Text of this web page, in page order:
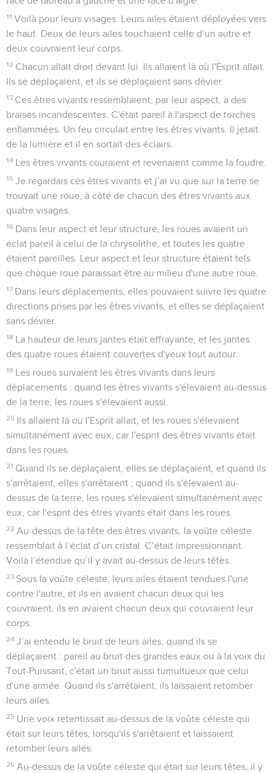
11 Voilà pour leurs visages. Leurs ailes étaient déployées vers
le haut. Deux de leurs ailes touchaient celle d’un autre et
deux couvraient leur corps.
12 Chacun allait droit devant lui. Ils allaient là où l'Esprit allait.
Ils se déplaçaient, et ils se déplaçaient sans dévier.
13 Ces êtres vivants ressemblaient, par leur aspect, à des
braises incandescentes. C'était pareil à l'aspect de torches
enflammées. Un feu circulait entre les êtres vivants. Il jetait
de la lumière et il en sortait des éclairs.
14 Les êtres vivants couraient et revenaient comme la foudre.
15 Je regardais ces êtres vivants et j’ai vu que sur la terre se
trouvait une roue, à côté de chacun des êtres vivants aux
quatre visages.
16 Dans leur aspect et leur structure, les roues avaient un
éclat pareil à celui de la chrysolithe, et toutes les quatre
étaient pareilles. Leur aspect et leur structure étaient tels
que chaque roue paraissait être au milieu d'une autre roue.
17 Dans leurs déplacements, elles pouvaient suivre les quatre
directions prises par les êtres vivants, et elles se déplaçaient
sans dévier.
18 La hauteur de leurs jantes était effrayante, et les jantes
des quatre roues étaient couvertes d'yeux tout autour.
19 Les roues suivaient les êtres vivants dans leurs
déplacements : quand les êtres vivants s'élevaient au-dessus
de la terre, les roues s'élevaient aussi.
20 Ils allaient là où l'Esprit allait, et les roues s'élevaient
simultanément avec eux, car l'esprit des êtres vivants était
dans les roues.
21 Quand ils se déplaçaient, elles se déplaçaient, et quand ils
s'arrêtaient, elles s'arrêtaient ; quand ils s'élevaient au-
dessus de la terre, les roues s'élevaient simultanément avec
eux, car l'esprit des êtres vivants était dans les roues.
22 Au-dessus de la tête des êtres vivants, la voûte céleste
ressemblait à l’éclat d’un cristal. C’était impressionnant.
Voilà l’étendue qu’il y avait au-dessus de leurs têtes.
23 Sous la voûte céleste, leurs ailes étaient tendues l'une
contre l'autre, et ils en avaient chacun deux qui les
couvraient, ils en avaient chacun deux qui couvraient leur
corps.
24 J’ai entendu le bruit de leurs ailes, quand ils se
déplaçaient : pareil au bruit des grandes eaux ou à la voix du
Tout-Puissant, c'était un bruit aussi tumultueux que celui
d'une armée. Quand ils s'arrêtaient, ils laissaient retomber
leurs ailes.
25 Une voix retentissait au-dessus de la voûte céleste qui
était sur leurs têtes, lorsqu'ils s'arrêtaient et laissaient
retomber leurs ailes.
26 Au-dessus de la voûte céleste qui était sur leurs têtes, il y